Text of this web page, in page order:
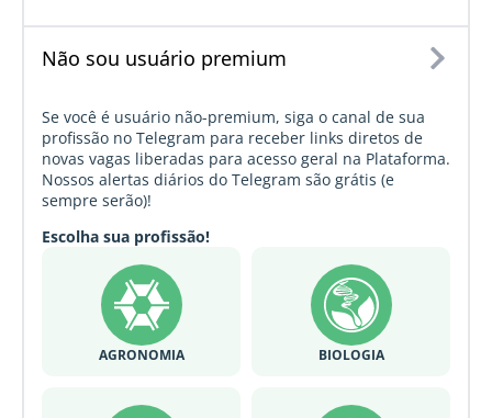
Não sou usuário premium
Se você é usuário não-premium, siga o canal de sua
profissão no Telegram para receber links diretos de
novas vagas liberadas para acesso geral na Plataforma.
Nossos alertas diários do Telegram são grátis (e
sempre serão)!
Escolha sua profissão!
AGRONOMIA BIOLOGIA